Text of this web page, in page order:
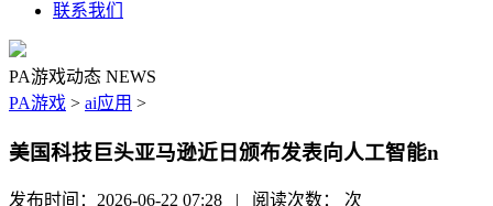
联系我们
PA游戏动态 NEWS
PA游戏 > ai应用 >
美国科技巨头亚马逊近日颁布发表向人工智能n
发布时间：2026-06-22 07:28 | 阅读次数： 次